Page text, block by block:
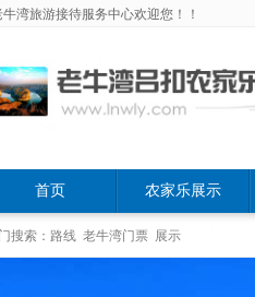
牛湾旅游接待服务中心欢迎您！！
首页 农家乐展示
搜索：路线 老牛湾门票 展示